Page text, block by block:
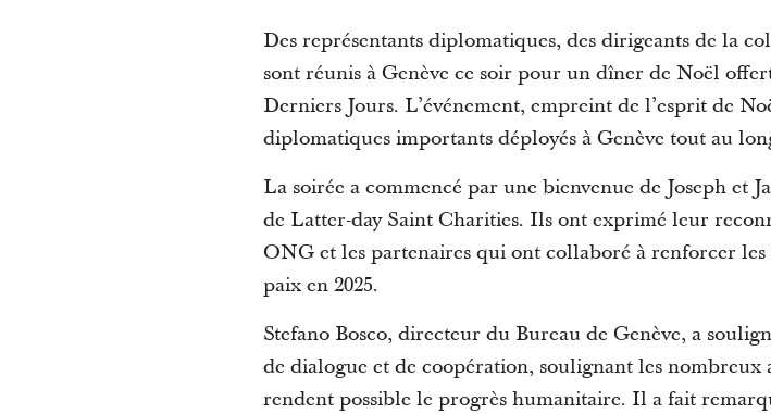
Des représentants diplomatiques, des dirigeants de la
sont réunis à Genève ce soir pour un dîner de Noël
Derniers Jours. L’événement, empreint de l’esprit de
diplomatiques importants déployés à Genève tout au
La soirée a commencé par une bienvenue de Joseph et
de Latter-day Saint Charities. Ils ont exprimé leur
ONG et les partenaires qui ont collaboré à renforcer
paix en 2025.
Stefano Bosco, directeur du Bureau de Genève, a
de dialogue et de coopération, soulignant les
rendent possible le progrès humanitaire. Il a fait